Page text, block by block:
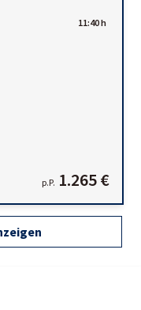
11:40 h
p.P. 1.265 €